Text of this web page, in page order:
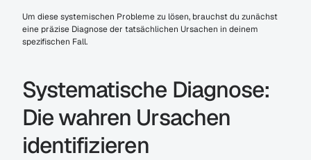
Um diese systemischen Probleme zu lösen, brauchst du zunächst
eine präzise Diagnose der tatsächlichen Ursachen in deinem
spezifischen Fall.
Systematische Diagnose:
Die wahren Ursachen
identifizieren